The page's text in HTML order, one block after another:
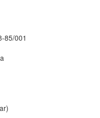
85/001